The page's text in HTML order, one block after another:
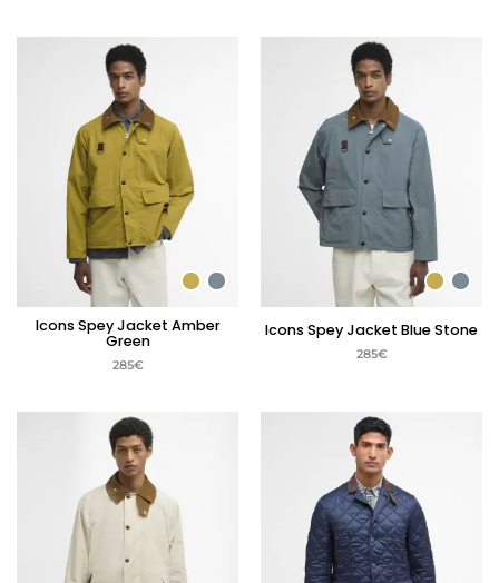
Icons Spey Jacket Amber
Green
285€
Icons Spey Jacket Blue Stone
285€